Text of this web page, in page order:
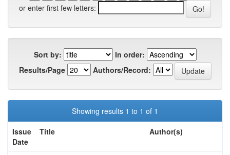
or enter first few letters:
Sort by:
In order:
Results/Page
Authors/Record:
Showing results 1 to 1 of 1
Issue
Date
Title Author(s)